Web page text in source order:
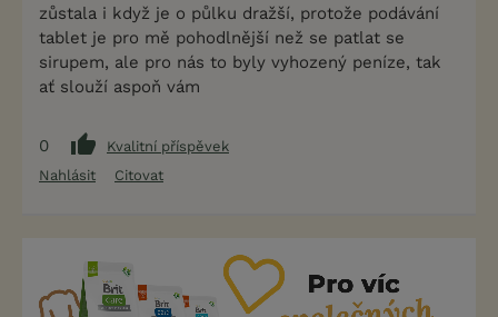
zůstala i když je o půlku dražší, protože podávání
tablet je pro mě pohodlnější než se patlat se
sirupem, ale pro nás to byly vyhozený peníze, tak
ať slouží aspoň vám
0
Kvalitní příspěvek
Nahlásit
Citovat